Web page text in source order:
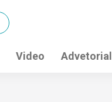
Video Advetorial